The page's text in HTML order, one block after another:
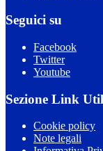
Seguici su
Facebook
Twitter
Youtube
Sezione Link
Cookie policy
Note legali